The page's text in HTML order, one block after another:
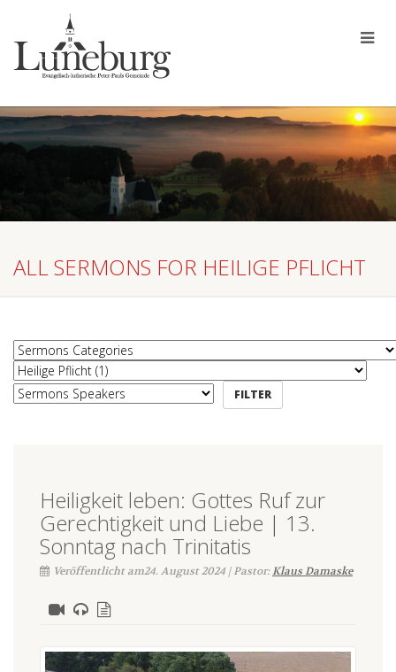
ALL SERMONS FOR HEILIGE PFLICHT
Heiligkeit leben: Gottes Ruf zur
Gerechtigkeit und Liebe | 13.
Sonntag nach Trinitatis
Veröffentlicht am24. August 2024 | Pastor:Klaus Damaske